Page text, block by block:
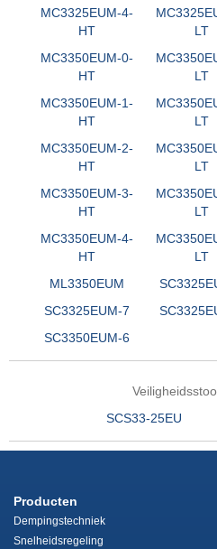
MC3325EUM-4-
HT
LT
MC3350EUM-0-
HT
LT
MC3350EUM-1-
HT
LT
MC3350EUM-2-
HT
LT
MC3350EUM-3-
HT
LT
MC3350EUM-4-
HT
LT
ML3350EUM
SC3325EUM-7
SC3350EUM-6
SCS33-25EU
Producten
Dempingstechniek
Snelheidsregeling